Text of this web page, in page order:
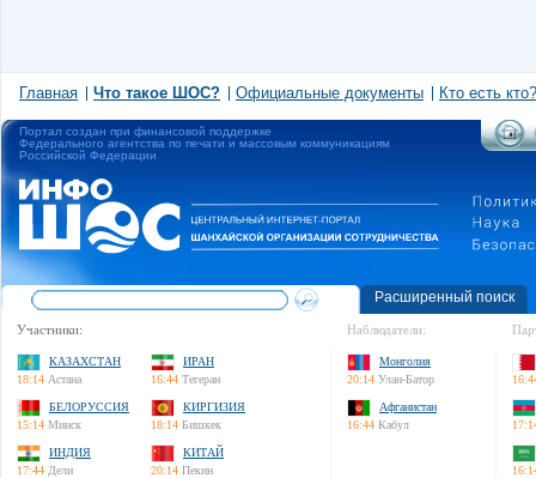
Главная Что такое ШОС? Официальные документы Кто есть кто?
Портал создан при финансовой поддержке
Федерального агентства по печати и массовым коммуникациям
Российской Федерации
Расширенный поиск
Участники:
КАЗАХСТАН
18:14 Астана
ИРАН
16:44 Тегеран
БЕЛОРУССИЯ
15:14 Минск
КИРГИЗИЯ
18:14 Бишкек
ИНДИЯ
17:44 Дели
КИТАЙ
20:14 Пекин
Наблюдатели:
Монголия
20:14 Улан-Батор
Афганистан
16:44 Кабул